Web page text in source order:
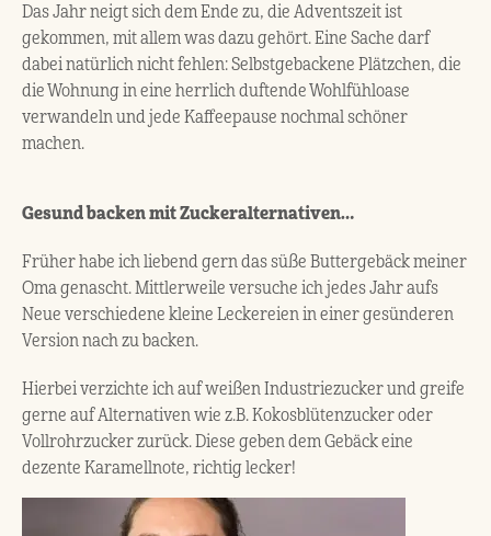
Das Jahr neigt sich dem Ende zu, die Adventszeit ist
gekommen, mit allem was dazu gehört. Eine Sache darf
dabei natürlich nicht fehlen: Selbstgebackene Plätzchen, die
die Wohnung in eine herrlich duftende Wohlfühloase
verwandeln und jede Kaffeepause nochmal schöner
machen.
Gesund backen mit Zuckeralternativen…
Früher habe ich liebend gern das süße Buttergebäck meiner
Oma genascht. Mittlerweile versuche ich jedes Jahr aufs
Neue verschiedene kleine Leckereien in einer gesünderen
Version nach zu backen.
Hierbei verzichte ich auf weißen Industriezucker und greife
gerne auf Alternativen wie z.B. Kokosblütenzucker oder
Vollrohrzucker zurück. Diese geben dem Gebäck eine
dezente Karamellnote, richtig lecker!